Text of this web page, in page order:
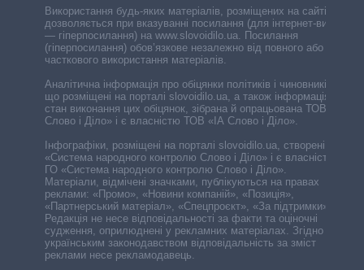
Використання будь-яких матеріалів, розміщених на сайті,
дозволяється при вказуванні посилання (для інтернет-видань
— гіперпосилання) на www.slovoidilo.ua. Посилання
(гіперпосилання) обов’язкове незалежно від повного або
часткового використання матеріалів.
Аналітична інформація про обіцянки політиків і чиновників,
що розміщені на порталі slovoidilo.ua, а також інформація про
стан виконання цих обіцянок, зібрана й опрацьована ТОВ «ІА
Слово і Діло» і є власністю ТОВ «ІА Слово і Діло».
Інфографіки, розміщені на порталі slovoidilo.ua, створені ГО
«Система народного контролю Слово і Діло» і є власністю
ГО «Система народного контролю Слово і Діло».
Матеріали, відмічені значками, публікуються на правах
реклами: «Промо», «Новини компаній», «Позиція»,
«Партнерський матеріал», «Спецпроєкт», «За підтримки».
Редакція не несе відповідальності за факти та оціночні
судження, оприлюднені у рекламних матеріалах. Згідно з
українським законодавством відповідальність за зміст
реклами несе рекламодавець.